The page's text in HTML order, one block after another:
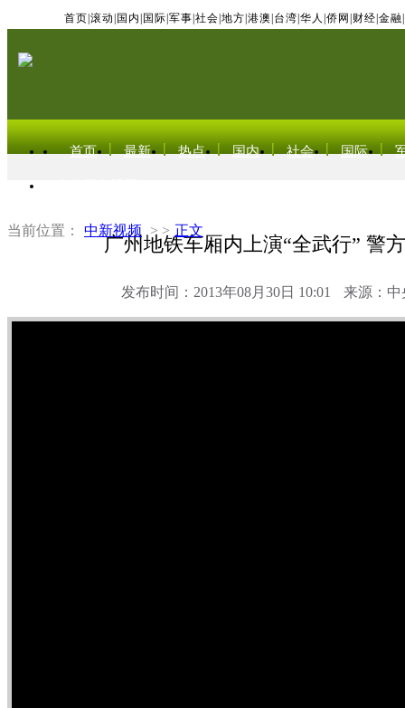
首页 滚动 国内 国际 军事 社会 地方 港澳 台湾 华人 侨网 财经 金融
首页 最新 热点 国内 社会 国际
当前位置： 中新视频 > > 正文
广州地铁车厢内上演“全武行” 警
发布时间：2013年08月30日 10:01 来源：中